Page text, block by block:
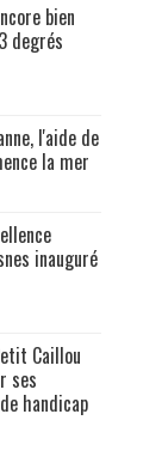
bien
degrés
l'aide de
la mer
inauguré
Caillou
ses
handicap